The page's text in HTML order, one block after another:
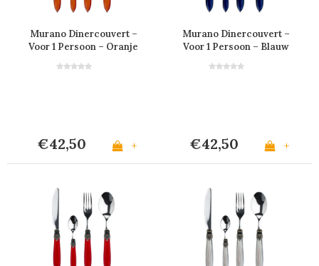
Murano Dinercouvert –
Voor 1 Persoon – Oranje
€42,50 +
Murano Dinercouvert –
Voor 1 Persoon – Blauw
€42,50 +